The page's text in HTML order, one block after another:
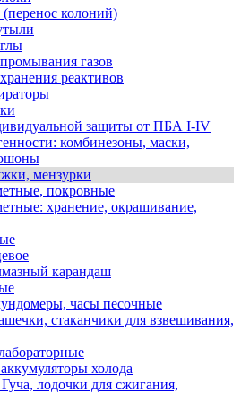
колоний)
газов
реактивов
защиты от ПБА I-IV
комбинезоны, маски,
мензурки
покровные
хранение, окрашивание,
карандаш
часы песочные
стаканчики для взвешивания,
холода
лодочки для сжигания,